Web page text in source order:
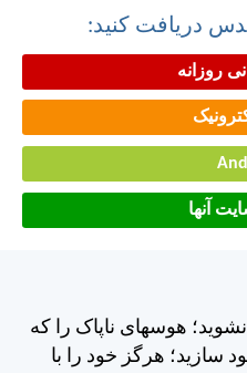
دریافت کنید:
روزانه
آنها
هوسهای ناپاک را كه
سازيد؛ هرگز خود را با